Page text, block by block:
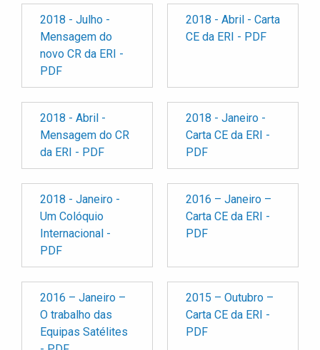
2018 - Julho -
Mensagem do
novo CR da ERI -
PDF
2018 - Abril - Carta
CE da ERI - PDF
2018 - Abril -
Mensagem do CR
da ERI - PDF
2018 - Janeiro -
Carta CE da ERI -
PDF
2018 - Janeiro -
Um Colóquio
Internacional -
PDF
2016 – Janeiro –
Carta CE da ERI -
PDF
2016 – Janeiro –
O trabalho das
Equipas Satélites
2015 – Outubro –
Carta CE da ERI -
PDF